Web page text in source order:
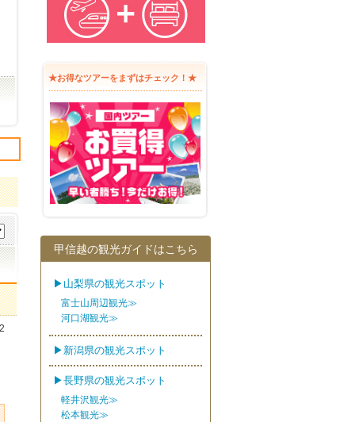
★お得なツアーをまずはチェック！★
甲信越の観光ガイドはこちら
▶山梨県の観光スポット
富士山周辺観光≫
河口湖観光≫
▶新潟県の観光スポット
▶長野県の観光スポット
軽井沢観光≫
松本観光≫